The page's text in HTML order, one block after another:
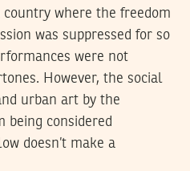
country where the freedom
was suppressed for so
were not
However, the social
urban art by the
being considered
doesn’t make a